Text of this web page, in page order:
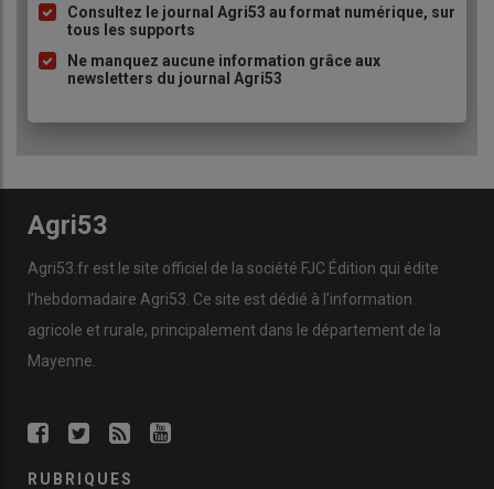
à
puce
Consultez le journal Agri53 au format numérique, sur
tous les supports
Ne manquez aucune information grâce aux
newsletters du journal Agri53
Agri53
Agri53.fr est le site officiel de la société FJC Édition qui édite
l’hebdomadaire Agri53. Ce site est dédié à l’information
agricole et rurale, principalement dans le département de la
Mayenne.
RUBRIQUES